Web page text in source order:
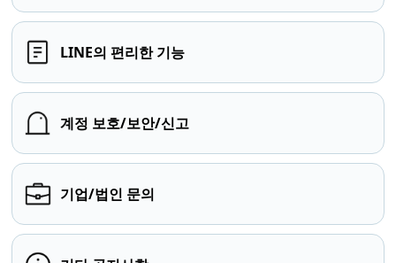
LINE의 편리한 기능
계정 보호/보안/신고
기업/법인 문의